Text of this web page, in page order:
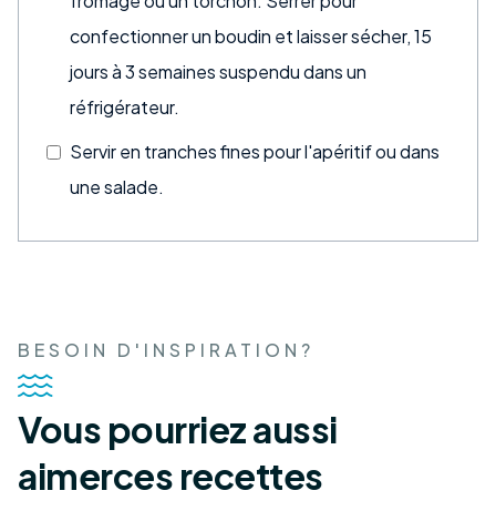
confectionner un boudin et laisser sécher, 15
jours à 3 semaines suspendu dans un
réfrigérateur.
Servir en tranches fines pour l'apéritif ou dans
une salade.
BESOIN D'INSPIRATION?
Vous pourriez aussi
aimerces recettes